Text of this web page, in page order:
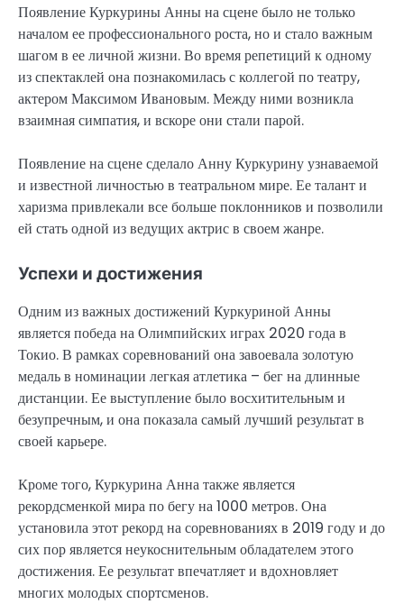
Появление Куркурины Анны на сцене было не только
началом ее профессионального роста, но и стало важным
шагом в ее личной жизни. Во время репетиций к одному
из спектаклей она познакомилась с коллегой по театру,
актером Максимом Ивановым. Между ними возникла
взаимная симпатия, и вскоре они стали парой.
Появление на сцене сделало Анну Куркурину узнаваемой
и известной личностью в театральном мире. Ее талант и
харизма привлекали все больше поклонников и позволили
ей стать одной из ведущих актрис в своем жанре.
Успехи и достижения
Одним из важных достижений Куркуриной Анны
является победа на Олимпийских играх 2020 года в
Токио. В рамках соревнований она завоевала золотую
медаль в номинации легкая атлетика – бег на длинные
дистанции. Ее выступление было восхитительным и
безупречным, и она показала самый лучший результат в
своей карьере.
Кроме того, Куркурина Анна также является
рекордсменкой мира по бегу на 1000 метров. Она
установила этот рекорд на соревнованиях в 2019 году и до
сих пор является неукоснительным обладателем этого
достижения. Ее результат впечатляет и вдохновляет
многих молодых спортсменов.